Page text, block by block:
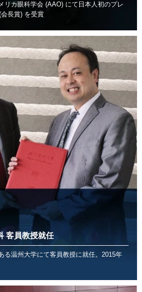
リカ眼科学会 (AAO) にて日本人初のプレ
長賞) を受賞
客員教授就任
る温州大学にて客員教授に就任。2015年